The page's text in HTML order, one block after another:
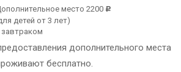
место 2200 c
детей от 3 лет)
завтраком
дополнительного места
бесплатно.